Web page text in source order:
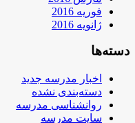
فوریه 2016
ژانویه 2016
دسته‌ها
اخبار مدرسه جدید
دسته‌بندی نشده
روانشناسی مدرسه
سایت مدرسه